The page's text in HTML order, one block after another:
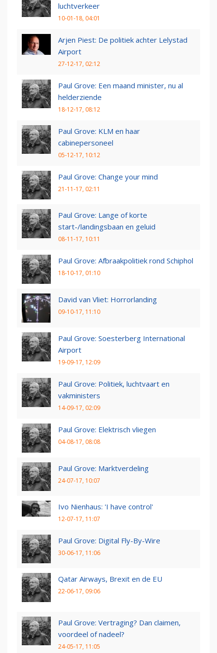
luchtverkeer
10-01-18, 04:01
Arjen Piest: De politiek achter Lelystad
Airport
27-12-17, 02:12
Paul Grove: Een maand minister, nu al
helderziende
18-12-17, 08:12
Paul Grove: KLM en haar
cabinepersoneel
05-12-17, 10:12
Paul Grove: Change your mind
21-11-17, 02:11
Paul Grove: Lange of korte
start-/landingsbaan en geluid
08-11-17, 10:11
Paul Grove: Afbraakpolitiek rond Schiphol
18-10-17, 01:10
David van Vliet: Horrorlanding
09-10-17, 11:10
Paul Grove: Soesterberg International
Airport
19-09-17, 12:09
Paul Grove: Politiek, luchtvaart en
vakministers
14-09-17, 02:09
Paul Grove: Elektrisch vliegen
04-08-17, 08:08
Paul Grove: Marktverdeling
24-07-17, 10:07
Ivo Nienhaus: 'I have control'
12-07-17, 11:07
Paul Grove: Digital Fly-By-Wire
30-06-17, 11:06
Qatar Airways, Brexit en de EU
22-06-17, 09:06
Paul Grove: Vertraging? Dan claimen,
voordeel of nadeel?
24-05-17, 11:05